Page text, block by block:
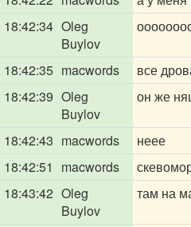
18:42:34 Oleg
Buylov
18:42:35 macwords
все
18:42:39 Oleg
Buylov
он же
18:42:43 macwords
неее
18:42:51
macwords
18:43:42 Oleg
Buylov
там на